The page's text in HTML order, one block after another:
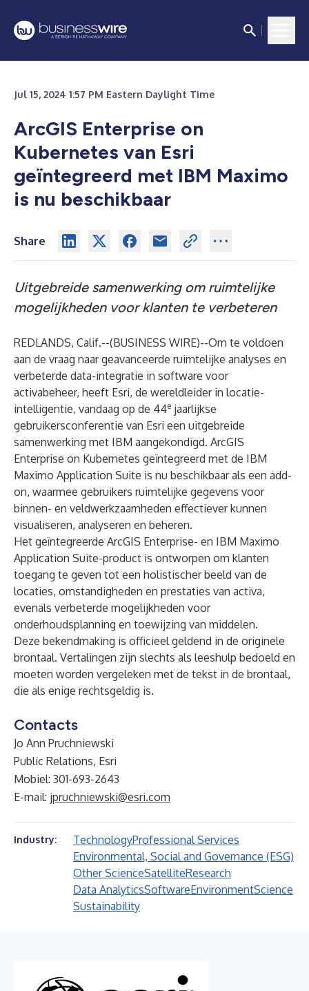
Jul 15, 2024 1:57 PM Eastern Daylight Time
ArcGIS Enterprise on
Kubernetes van Esri
geïntegreerd met IBM Maximo
is nu beschikbaar
Share
Uitgebreide samenwerking om ruimtelijke
mogelijkheden voor klanten te verbeteren
REDLANDS, Calif.--(BUSINESS WIRE)--Om te voldoen
aan de vraag naar geavanceerde ruimtelijke analyses en
verbeterde data-integratie in software voor
activabeheer, heeft Esri, de wereldleider in locatie-
intelligentie, vandaag op de 44e jaarlijkse
gebruikersconferentie van Esri een uitgebreide
samenwerking met IBM aangekondigd. ArcGIS
Enterprise on Kubernetes geïntegreerd met de IBM
Maximo Application Suite is nu beschikbaar als een add-
on, waarmee gebruikers ruimtelijke gegevens voor
binnen- en veldwerkzaamheden effectiever kunnen
visualiseren, analyseren en beheren.
Het geïntegreerde ArcGIS Enterprise- en IBM Maximo
Application Suite-product is ontworpen om klanten
toegang te geven tot een holistischer beeld van de
locaties, omstandigheden en prestaties van activa,
evenals verbeterde mogelijkheden voor
onderhoudsplanning en toewijzing van middelen.
Deze bekendmaking is officieel geldend in de originele
brontaal. Vertalingen zijn slechts als leeshulp bedoeld en
moeten worden vergeleken met de tekst in de brontaal,
die als enige rechtsgeldig is.
Contacts
Jo Ann Pruchniewski
Public Relations, Esri
Mobiel: 301-693-2643
E-mail: jpruchniewski@esri.com
Industry: TechnologyProfessional Services
Environmental, Social and Governance (ESG)
Other ScienceSatelliteResearch
Data AnalyticsSoftwareEnvironmentScience
Sustainability